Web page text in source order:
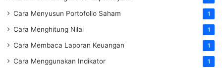
Cara Menyusun Portofolio Saham 1
Cara Menghitung Nilai 1
Cara Membaca Laporan Keuangan 1
Cara Menggunakan Indikator 1